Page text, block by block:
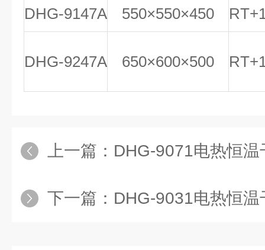
DHG-9147A 550×550×450
DHG-9247A 650×600×500
上一篇： DHG-9071电热恒温
下一篇： DHG-9031电热恒